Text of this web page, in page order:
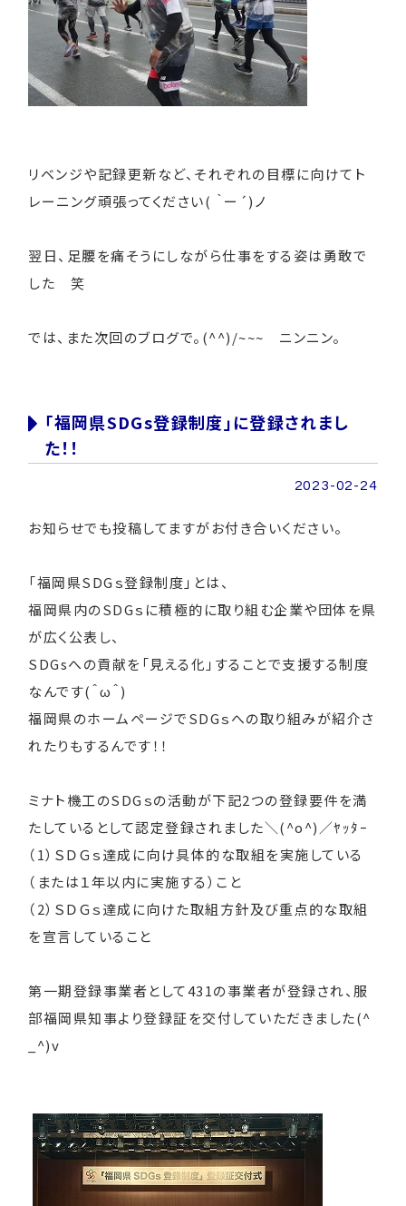
リベンジや記録更新など、それぞれの目標に向けてト
レーニング頑張ってください( ｀ー´)ノ
翌日、足腰を痛そうにしながら仕事をする姿は勇敢で
した 笑
では、また次回のブログで。(^^)/~~~ ニンニン。
「福岡県SDGs登録制度」に登録されまし
た！！
2023-02-24
お知らせでも投稿してますがお付き合いください。
「福岡県SDGｓ登録制度」とは、
福岡県内のSDGｓに積極的に取り組む企業や団体を県
が広く公表し、
SDGsへの貢献を「見える化」することで支援する制度
なんです(＾ω＾)
福岡県のホームページでSDGｓへの取り組みが紹介さ
れたりもするんです！！
ミナト機工のSDGｓの活動が下記2つの登録要件を満
たしているとして認定登録されました＼(^o^)／ﾔｯﾀｰ
（1）ＳＤＧｓ達成に向け具体的な取組を実施している
（または１年以内に実施する）こと
（2）ＳＤＧｓ達成に向けた取組方針及び重点的な取組
を宣言していること
第一期登録事業者として431の事業者が登録され、服
部福岡県知事より登録証を交付していただきました(^
_^)v